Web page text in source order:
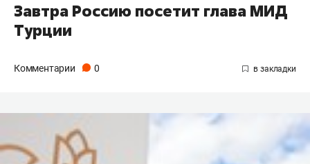
Завтра Россию посетит глава МИД
Турции
Комментарии 0